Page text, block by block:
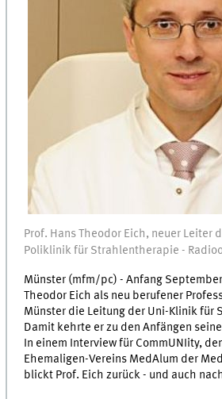
Prof. Hans Theodor Eich, neuer Leiter
Poliklinik für Strahlentherapie -
Münster (mfm/pc) - Anfang
Theodor Eich als neu berufener
Münster die Leitung der Uni-Klinik für
Damit kehrte er zu den Anfängen
In einem Interview für CommUNIity,
Ehemaligen-Vereins MedAlum der
blickt Prof. Eich zurück - und auch